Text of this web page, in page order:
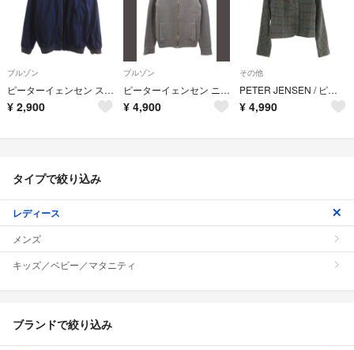
ブルゾン
ピーターイェンセン スイングトップ ブルゾン S ネイビー ジップアップ
¥ 2,900
ブルゾン
ピーターイェンセン ニットブルゾン ジップアップ セーター カーディガン ウール
¥ 4,900
その他
PETER JENSEN / ピーターイェンセン | × Harris Tweed ハリスツイード 別注 ウール スタンドカラー チェック ジャケット | S | グレー | レディース
¥ 4,990
タイプで絞り込み
レディース
メンズ
キッズ／ベビー／マタニティ
ブランドで絞り込み